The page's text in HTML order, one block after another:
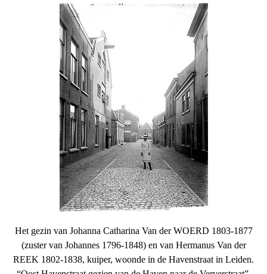
Het gezin van Johanna Catharina Van der WOERD 1803-1877
(zuster van Johannes 1796-1848) en van Hermanus Van der
REEK 1802-1838, kuiper, woonde in de Havenstraat in Leiden.